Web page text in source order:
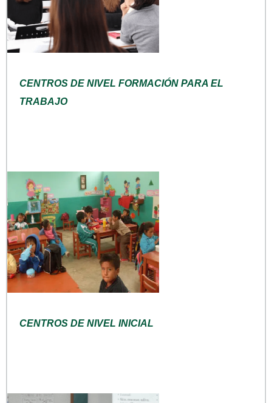
CENTROS DE NIVEL FORMACIÓN PARA EL
TRABAJO
CENTROS DE NIVEL INICIAL